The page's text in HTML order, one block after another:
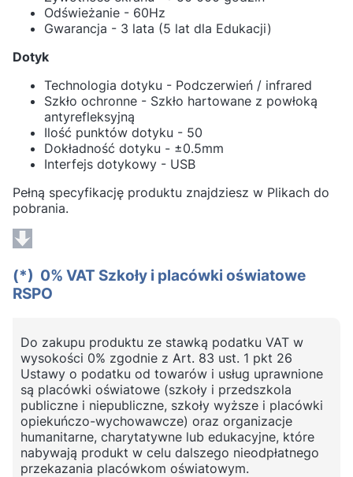
Odświeżanie - 60Hz
Gwarancja - 3 lata (5 lat dla Edukacji)
Dotyk
Technologia dotyku - Podczerwień / infrared
Szkło ochronne - Szkło hartowane z powłoką
antyrefleksyjną
Ilość punktów dotyku - 50
Dokładność dotyku - ±0.5mm
Interfejs dotykowy - USB
Pełną specyfikację produktu znajdziesz w Plikach do
pobrania.
(*) 0% VAT Szkoły i placówki oświatowe
RSPO
Do zakupu produktu ze stawką podatku VAT w
wysokości 0% zgodnie z Art. 83 ust. 1 pkt 26
Ustawy o podatku od towarów i usług uprawnione
są placówki oświatowe (szkoły i przedszkola
publiczne i niepubliczne, szkoły wyższe i placówki
opiekuńczo-wychowawcze) oraz organizacje
humanitarne, charytatywne lub edukacyjne, które
nabywają produkt w celu dalszego nieodpłatnego
przekazania placówkom oświatowym.